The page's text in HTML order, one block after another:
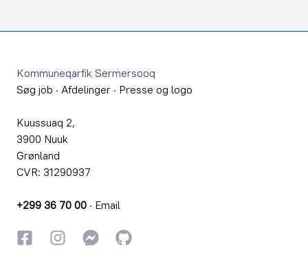
Kommuneqarfik Sermersooq
Søg job · Afdelinger · Presse og logo
Kuussuaq 2,
3900 Nuuk
Grønland
CVR: 31290937
+299 36 70 00 · Email
FacebookInstagramInstagram
GitHub